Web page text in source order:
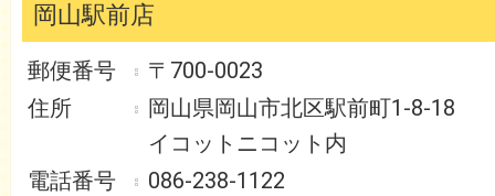
岡山駅前店
〒700-0023
岡山県岡山市北区駅前町1-8-18
イコットニコット内
086-238-1122